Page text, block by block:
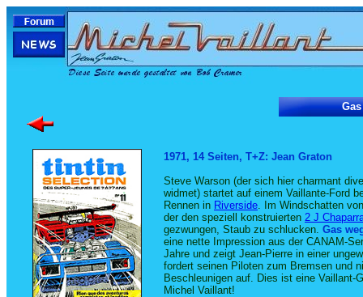
1971, 14 Seiten, T+Z: Jean Graton
Steve Warson (der sich hier charmant
widmet) startet auf einem Vaillante-Ford
Rennen in Riverside. Im Windschatten
der den speziell konstruierten 2 J
gezwungen, Staub zu schlucken. Gas
eine nette Impression aus der CANAM-
Jahre und zeigt Jean-Pierre in einer
fordert seinen Piloten zum Bremsen und
Beschleunigen auf. Dies ist eine Vaillant-
Michel Vaillant!